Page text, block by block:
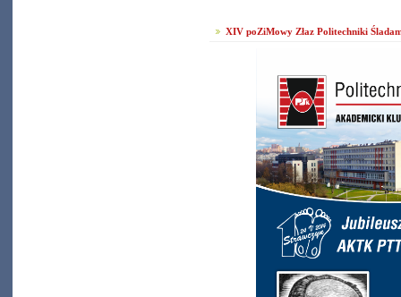
XIV poZiMowy Złaz Politechniki